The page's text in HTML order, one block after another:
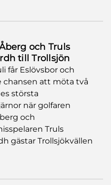
och Truls
till Trollsjön
får Eslövsbor och
chansen att möta två
största
när golfaren
och
Truls
gästar Trollsjökvällen